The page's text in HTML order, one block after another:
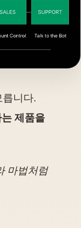
니다.
제품을
마법처럼